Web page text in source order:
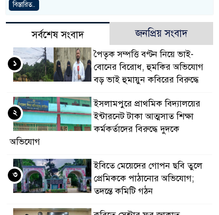
বিস্তারিত..
সর্বশেষ সংবাদ জনপ্রিয় সংবাদ
পৈতৃক সম্পত্তি বণ্টন নিয়ে ভাই-
বোনের বিরোধ, হুমকির অভিযোগ
বড় ভাই হুমায়ুন কবিরের বিরুদ্ধে
১
​ইসলামপুরে প্রাথমিক বিদ্যালয়ের
ইন্টারনেট টাকা আত্মসাত শিক্ষা
কর্মকর্তাদের বিরুদ্ধে দুদকে
অভিযোগ
২
ইবিতে মেয়েদের গোপন ছবি তুলে
প্রেমিককে পাঠানোর অভিযোগ;
তদন্তে কমিটি গঠন
৩